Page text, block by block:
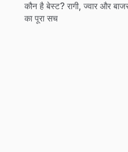
कौन है बेस्ट? रागी, ज्वार और
का पूरा सच